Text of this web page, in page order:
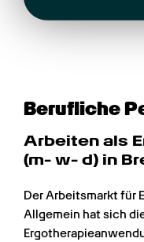
Berufliche
Arbeiten als
(m- w- d) in
Der Arbeitsmarkt für
Allgemein hat sich